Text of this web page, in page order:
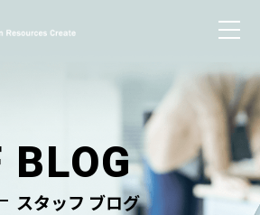
BLOG
スタッフ ブログ